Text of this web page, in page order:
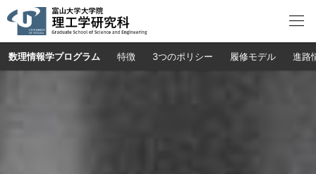
数理情報学プログラム 特徴 3つのポリシー 履修モデル 進路